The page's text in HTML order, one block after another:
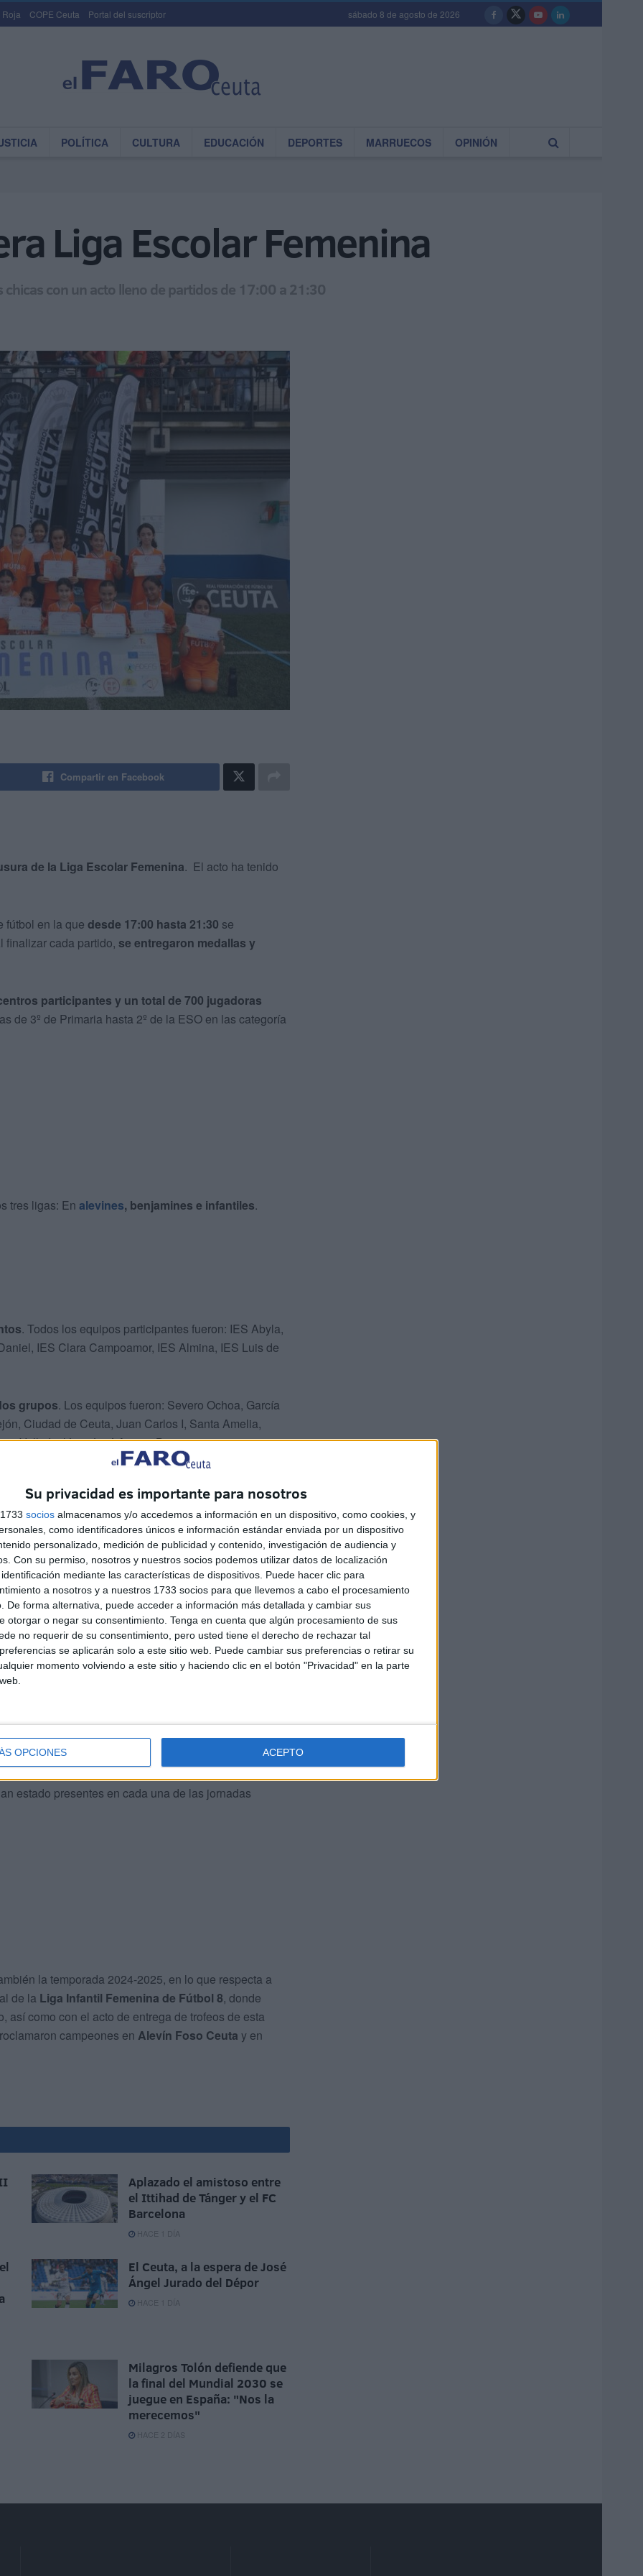
Su privacidad es importante para nosotros
socios almacenamos y/o accedemos a información en un dispositivo, como cookies, y
como identificadores únicos e información estándar enviada por un dispositivo
personalizado, medición de publicidad y contenido, investigación de audiencia y
Con su permiso, nosotros y nuestros socios podemos utilizar datos de localización
mediante las características de dispositivos. Puede hacer clic para
a nosotros y a nuestros 1733 socios para que llevemos a cabo el procesamiento
De forma alternativa, puede acceder a información más detallada y cambiar sus
otorgar o negar su consentimiento. Tenga en cuenta que algún procesamiento de sus
no requerir de su consentimiento, pero usted tiene el derecho de rechazar tal
se aplicarán solo a este sitio web. Puede cambiar sus preferencias o retirar su
momento volviendo a este sitio y haciendo clic en el botón "Privacidad" en la parte
OPCIONES ACEPTO
Roja COPE Ceuta Portal del suscriptor sábado 8 de agosto de 2026
POLÍTICA CULTURA EDUCACIÓN DEPORTES MARRUECOS OPINIÓN
Liga Escolar Femenina
chicas con un acto lleno de partidos de 17:00 a 21:30
Compartir en Facebook
de la Liga Escolar Femenina. El acto ha tenido
fútbol en la que desde 17:00 hasta 21:30 se
finalizar cada partido, se entregaron medallas y
participantes y un total de 700 jugadoras
de 3º de Primaria hasta 2º de la ESO en las categoría
tres ligas: En alevines, benjamines e infantiles.
. Todos los equipos participantes fueron: IES Abyla,
IES Clara Campoamor, IES Almina, IES Luis de
grupos. Los equipos fueron: Severo Ochoa, García
Ciudad de Ceuta, Juan Carlos I, Santa Amelia,
Valle Inclán y José Acosta B.
. Los equipos que participaron fuero: Ciudad de Ceuta,
José Acosta A, Juan Morejón, García Lorca, Mare
Gasset, Juan Carlos I B y Valle Inclán, Santa Amelia,
de los centros participantes, ADEFIS (Asociación de
Deportes, la Dirección Provincial del Ministerio de
Gobierno.
labor de los docentes que forman parte de este
fútbol femenino en nuestra ciudad, además del
estado presentes en cada una de las jornadas
la temporada 2024-2025, en lo que respecta a
de la Liga Infantil Femenina de Fútbol 8, donde
así como con el acto de entrega de trofeos de esta
campeones en Alevín Foso Ceuta y en
Aplazado el amistoso entre
el Ittihad de Tánger y el FC
Barcelona
HACE 1 DÍA
El Ceuta, a la espera de José
Ángel Jurado del Dépor
HACE 1 DÍA
Milagros Tolón defiende que
la final del Mundial 2030 se
juegue en España: "Nos la
merecemos"
HACE 2 DÍAS